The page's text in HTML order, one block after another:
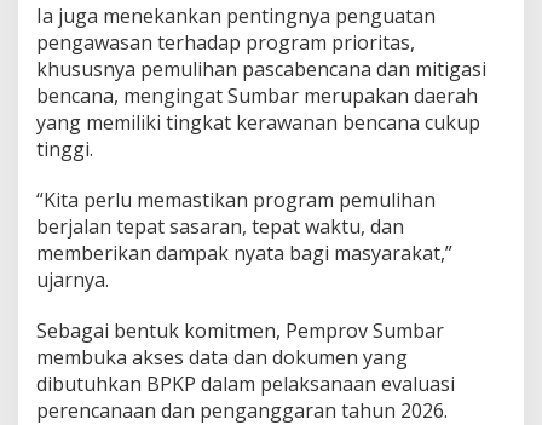
Ia juga menekankan pentingnya penguatan
pengawasan terhadap program prioritas,
khususnya pemulihan pascabencana dan mitigasi
bencana, mengingat Sumbar merupakan daerah
yang memiliki tingkat kerawanan bencana cukup
tinggi.
“Kita perlu memastikan program pemulihan
berjalan tepat sasaran, tepat waktu, dan
memberikan dampak nyata bagi masyarakat,”
ujarnya.
Sebagai bentuk komitmen, Pemprov Sumbar
membuka akses data dan dokumen yang
dibutuhkan BPKP dalam pelaksanaan evaluasi
perencanaan dan penganggaran tahun 2026.